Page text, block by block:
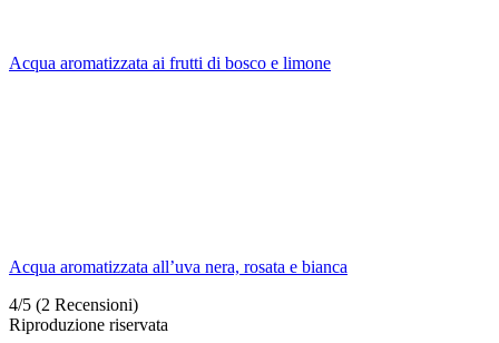
Acqua aromatizzata ai frutti di bosco e limone
Acqua aromatizzata all’uva nera, rosata e bianca
4/5 (2 Recensioni)
Riproduzione riservata